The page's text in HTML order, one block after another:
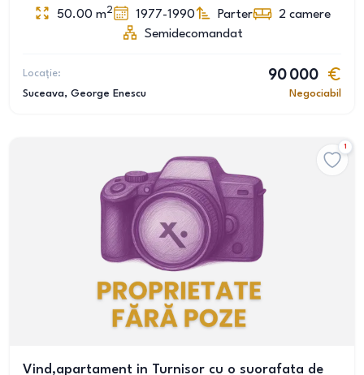
50.00 m2 1977-1990 Parter 2 camere
Semidecomandat
Locație:
Suceava, George Enescu
90 000
Negociabil
1
Vind,apartament in Turnisor cu o suorafata de